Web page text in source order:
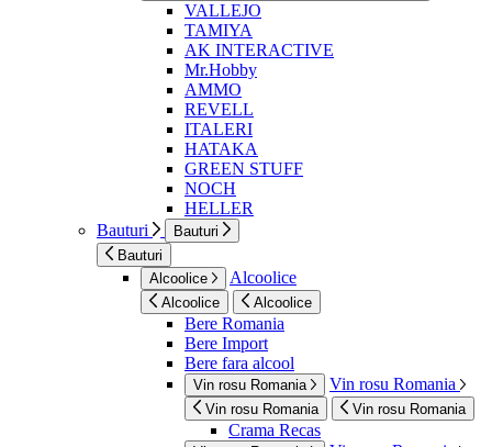
VALLEJO
TAMIYA
AK INTERACTIVE
Mr.Hobby
AMMO
REVELL
ITALERI
HATAKA
GREEN STUFF
NOCH
HELLER
Bauturi
Bauturi
Bauturi
Alcoolice
Alcoolice
Alcoolice Alcoolice
Bere Romania
Bere Import
Bere fara alcool
Vin rosu Romania Vin rosu Romania
Vin rosu Romania Vin rosu Romania
Crama Recas